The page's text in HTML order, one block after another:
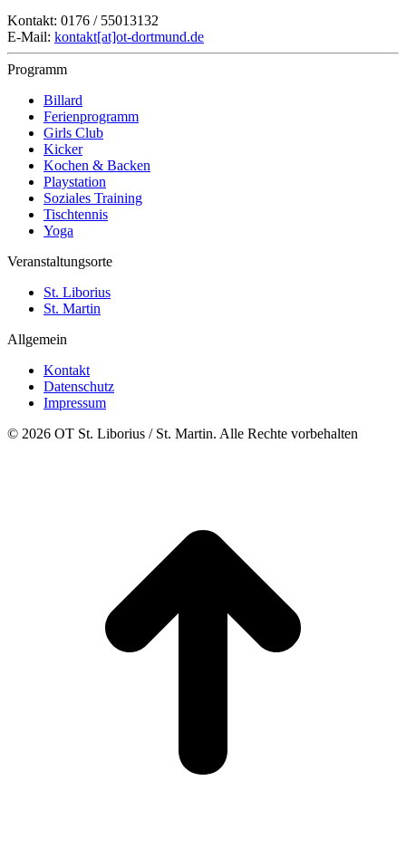
Kontakt: 0176 / 55013132
E-Mail: kontakt[at]ot-dortmund.de
Programm
Billard
Ferienprogramm
Girls Club
Kicker
Kochen & Backen
Playstation
Soziales Training
Tischtennis
Yoga
Veranstaltungsorte
St. Liborius
St. Martin
Allgemein
Kontakt
Datenschutz
Impressum
© 2026 OT St. Liborius / St. Martin. Alle Rechte vorbehalten